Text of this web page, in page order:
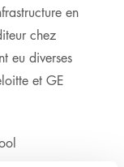
en
chez
eu diverses
et GE